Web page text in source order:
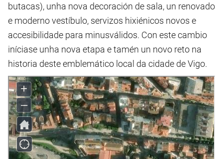
butacas), unha nova decoración de sala, un renovado
e moderno vestíbulo, servizos hixiénicos novos e
accesibilidade para minusválidos. Con este cambio
iníciase unha nova etapa e tamén un novo reto na
historia deste emblemático local da cidade de Vigo.